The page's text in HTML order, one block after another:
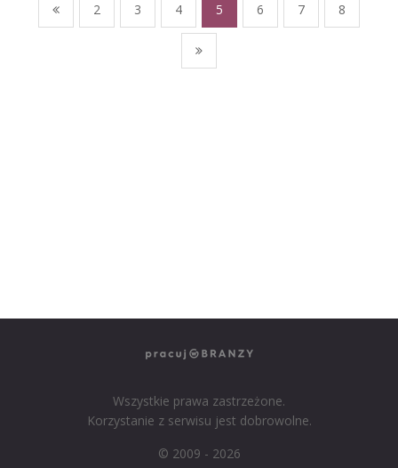
2 3 4 5 6 7 8
Wszystkie prawa zastrzeżone.
Korzystanie z serwisu jest dobrowolne.
© 2009 - 2026